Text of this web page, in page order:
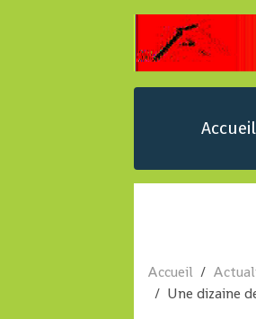
Accueil
Accueil
Une dizaine